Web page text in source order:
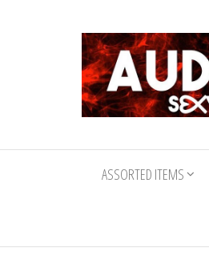
Sexy
Shop
ASSORTED ITEMS